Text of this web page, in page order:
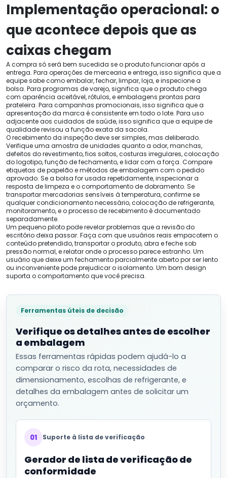
Implementação operacional: o
que acontece depois que as
caixas chegam
A compra só será bem sucedida se o produto funcionar após a
entrega. Para operações de mercearia e entrega, isso significa que a
equipe sabe como embalar, fechar, limpar, loja, e inspecione a
bolsa. Para programas de varejo, significa que o produto chega
com aparência aceitável, rótulos, e embalagens prontas para
prateleira. Para campanhas promocionais, isso significa que a
apresentação da marca é consistente em todo o lote. Para uso
adjacente aos cuidados de saúde, isso significa que a equipe de
qualidade revisou a função exata da sacola.
O recebimento da inspeção deve ser simples, mas deliberado.
Verifique uma amostra de unidades quanto a odor, manchas,
defeitos do revestimento, fios soltos, costuras irregulares, colocação
do logotipo, função de fechamento, e lidar com a força. Compare
etiquetas de papelão e métodos de embalagem com o pedido
aprovado. Se a bolsa for usada repetidamente, inspecionar a
resposta de limpeza e o comportamento de dobramento. Se
transportar mercadorias sensíveis à temperatura, confirme se
qualquer condicionamento necessário, colocação de refrigerante,
monitoramento, e o processo de recebimento é documentado
separadamente.
Um pequeno piloto pode revelar problemas que a revisão do
escritório deixa passar. Faça com que usuários reais empacotem o
conteúdo pretendido, transportar o produto, abra e feche sob
pressão normal, e relatar onde o processo parece estranho. Um
usuário que deixe um fechamento parcialmente aberto por ser lento
ou inconveniente pode prejudicar o isolamento. Um bom design
suporta o comportamento que você precisa.
Ferramentas úteis de decisão
Verifique os detalhes antes de escolher
a embalagem
Essas ferramentas rápidas podem ajudá-lo a
comparar o risco da rota, necessidades de
dimensionamento, escolhas de refrigerante, e
detalhes da embalagem antes de solicitar um
orçamento.
01 Suporte à lista de verificação
Gerador de lista de verificação de
conformidade